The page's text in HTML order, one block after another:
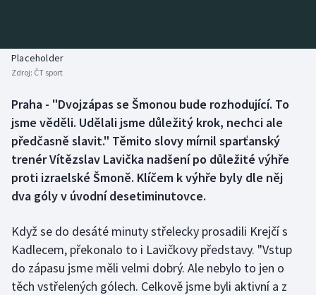
Biatlon
Boby a skeleton
Box
Curling
Florbal
Futsal
Aplikace ČT sport
AZ kvíz
Placeholder
Zdroj: ČT sport
Praha - "Dvojzápas se Šmonou bude rozhodující. To
jsme věděli. Udělali jsme důležitý krok, nechci ale
předčasně slavit." Těmito slovy mírnil sparťanský
trenér Vítězslav Lavička nadšení po důležité výhře
proti izraelské Šmoně. Klíčem k výhře byly dle něj
dva góly v úvodní desetiminutovce.
Když se do desáté minuty střelecky prosadili Krejčí s
Kadlecem, překonalo to i Lavičkovy představy. "Vstup
do zápasu jsme měli velmi dobrý. Ale nebylo to jen o
těch vstřelených gólech. Celkově jsme byli aktivní a z